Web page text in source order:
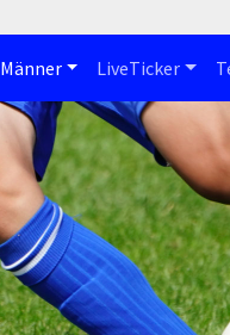
Männer LiveTicker